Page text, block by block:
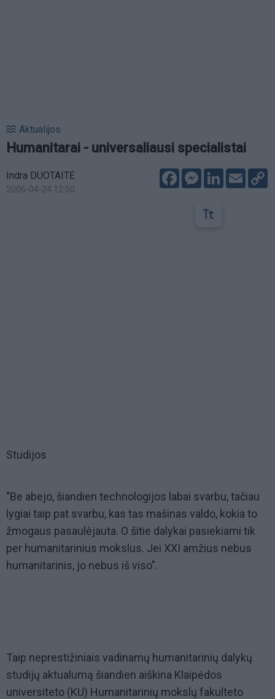
Aktualijos
Humanitarai - universaliausi specialistai
Indra DUOTAITĖ
2006-04-24 12:00
FacebookMessenger
LinkedIn
Email
Studijos
"Be abejo, šiandien technologijos labai svarbu, tačiau
lygiai taip pat svarbu, kas tas mašinas valdo, kokia to
žmogaus pasaulėjauta. O šitie dalykai pasiekiami tik
per humanitarinius mokslus. Jei XXI amžius nebus
humanitarinis, jo nebus iš viso".
Taip neprestižiniais vadinamų humanitarinių dalykų
studijų aktualumą šiandien aiškina Klaipėdos
universiteto (KU) Humanitarinių mokslų fakulteto